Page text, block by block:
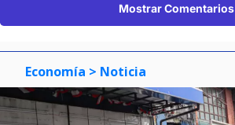
Mostrar Comentarios
Economía > Noticia